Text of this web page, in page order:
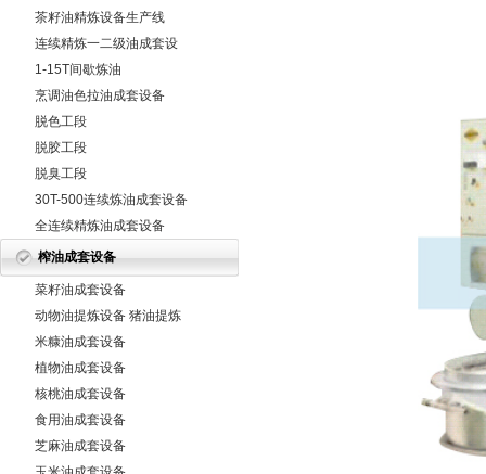
茶籽油精炼设备生产线
连续精炼一二级油成套设
1-15T间歇炼油
烹调油色拉油成套设备
脱色工段
脱胶工段
脱臭工段
30T-500连续炼油成套设备
全连续精炼油成套设备
榨油成套设备
菜籽油成套设备
动物油提炼设备 猪油提炼
设备 牛米糠油成套设备
植物油成套设备
核桃油成套设备
食用油成套设备
芝麻油成套设备